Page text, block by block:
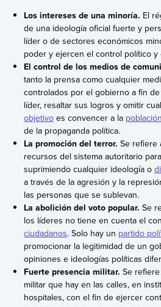
Los intereses de una minoría. El
de una ideología oficial fuerte y
líder o de sectores económicos
poder y ejercen el control político y
El control de los medios de
tanto la prensa como cualquier
controlados por el gobierno a fin
líder, resaltar sus logros y omitir
objetivo es convencer a la población
de la propaganda política.
La promoción del terror. Se refiere
recursos del sistema autoritario
suprimiendo cualquier ideología o
a través de la agresión y la
las personas que se sublevan.
La abolición del voto popular.Se
los líderes no tiene en cuenta el
ciudadanos. Solo hay un partido
promocionar la legitimidad de un
opiniones e ideologías políticas
Fuerte presencia militar. Se
militar que hay en las calles, en
hospitales, con el fin de ejercer